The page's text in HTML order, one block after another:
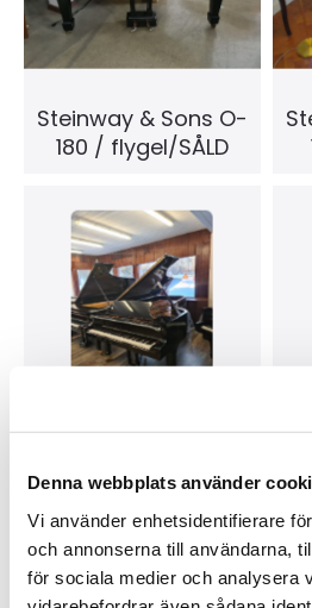
Denna webbplats använder
Vi använder enhetsidentifierare
och annonserna till användarna,
för sociala medier och analysera
Steinway & Sons O-
180 / flygel/SÅLD
274 / Nyskick